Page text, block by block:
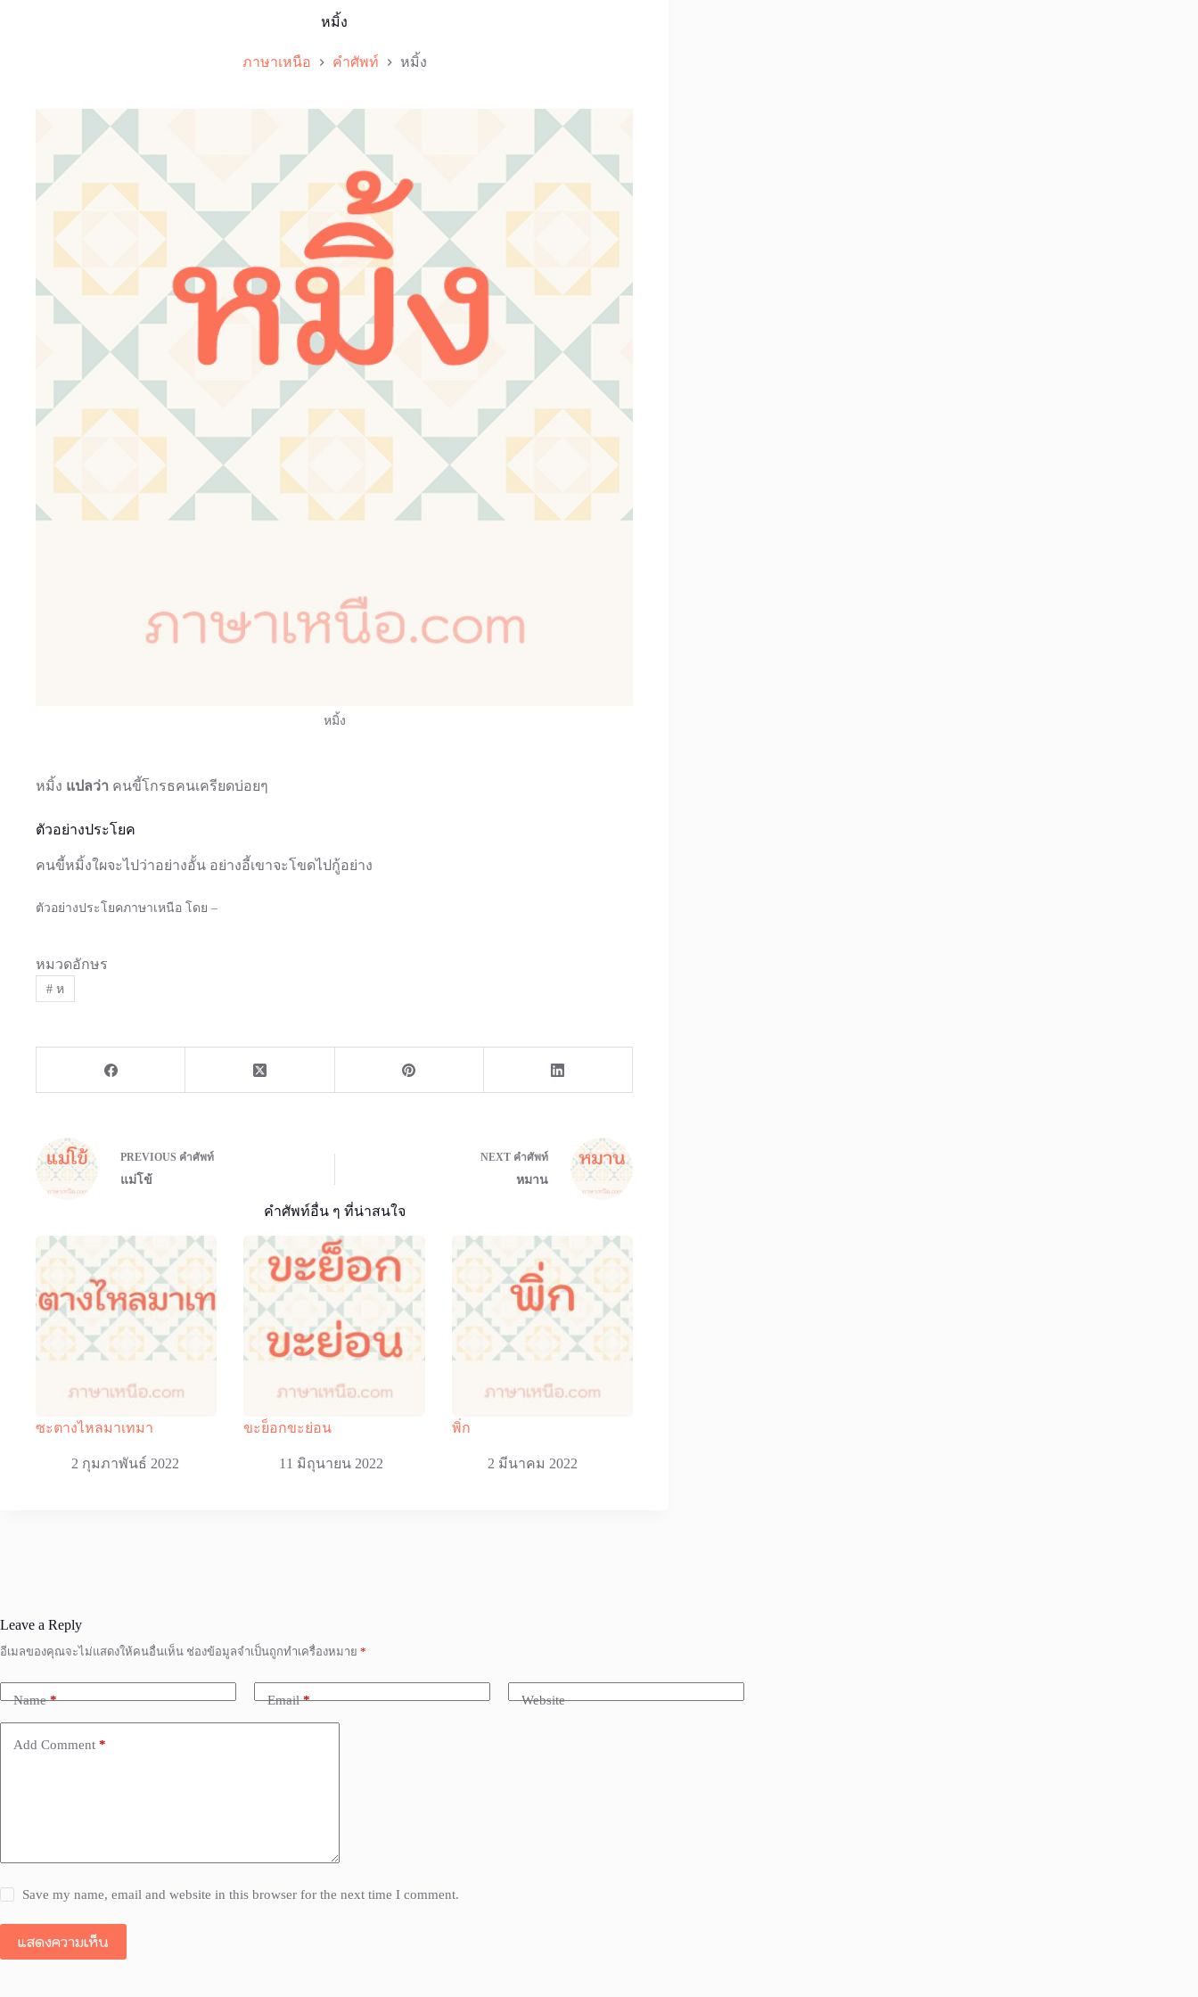
หมิ้ง
ภาษาเหนือ คำศัพท์ หมิ้ง
หมิ้ง
หมิ้ง แปลว่า คนขี้โกรธคนเครียดบ่อยๆ
ตัวอย่างประโยค
คนขี้หมิ้งใผจะไปว่าอย่างอั้น อย่างอี้เขาจะโขดไปกู้อย่าง
ตัวอย่างประโยคภาษาเหนือ โดย –
หมวดอักษร
#ห
PREVIOUS คำศัพท์
แม่โข้
NEXT คำศัพท์
หมาน
คำศัพท์อื่น ๆ ที่น่าสนใจ
ซะตางไหลมาเทมา
2 กุมภาพันธ์ 2022
ขะย็อกขะย่อน
11 มิถุนายน 2022
พิ่ก
2 มีนาคม 2022
Leave a Reply
อีเมลของคุณจะไม่แสดงให้คนอื่นเห็น ช่องข้อมูลจำเป็นถูกทำเครื่องหมาย *
Name* Email* Website
Add Comment *
Save my name, email and website in this browser for the next time I comment.
แสดงความเห็น